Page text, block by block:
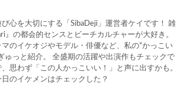
び心を大切にする「SibaDeji」運営者ケイです！ 雑
』の都会的センスとビーチカルチャーが大好き。
マのイケオジやモデル・俳優など、私の“かっこい
ゅっと紹介。 全盛期の活躍や出演作もチェックで
、思わず「この人かっこいい！」と声に出すかも。
日のイケメンはチェックした？